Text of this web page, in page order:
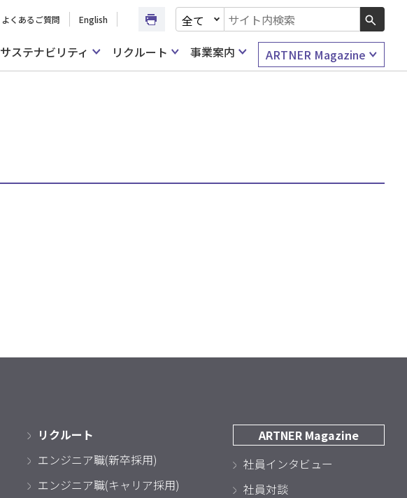
よくあるご質問 English
文書種別を選択
検索キーワード入力
サステナビリティ リクルート 事業案内 ARTNER Magazine
リクルート
エンジニア職(新卒採用)
エンジニア職(キャリア採用)
ARTNER Magazine
社員インタビュー
社員対談